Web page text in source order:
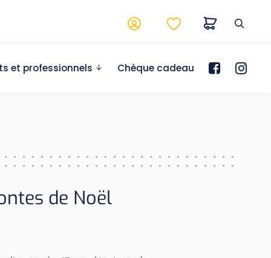
et professionnels Chèque cadeau
de Noël